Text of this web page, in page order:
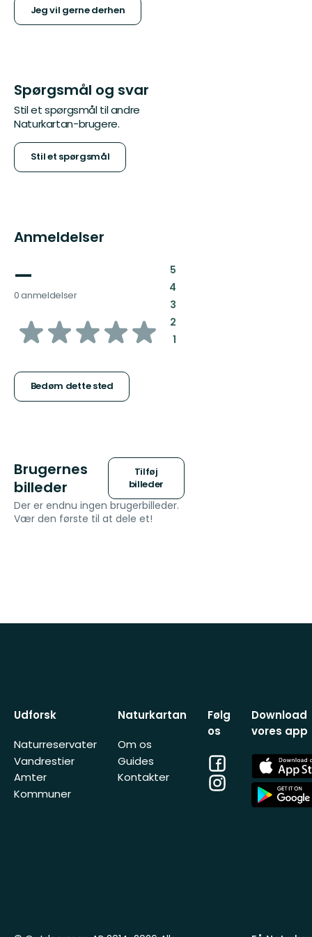
Jeg vil gerne derhen
Spørgsmål og svar
Stil et spørgsmål til andre
Naturkartan-brugere.
Stil et spørgsmål
Anmeldelser
—
0 anmeldelser
ud
5
Bedøm dette sted
5:
4:
3:
2:
1:
Brugernes
billeder
Tilføj
billeder
Der er endnu ingen brugerbilleder.
Vær den første til at dele et!
Udforsk
Naturreservater
Vandrestier
Amter
Kommuner
Naturkartan
Om os
Guides
Kontakter
Følg
os
Facebook
Instagram
Download
vores app
App
Store
App
Store